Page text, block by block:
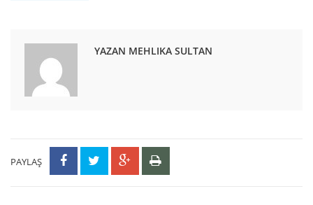
YAZAN MEHLIKA SULTAN
PAYLAŞ